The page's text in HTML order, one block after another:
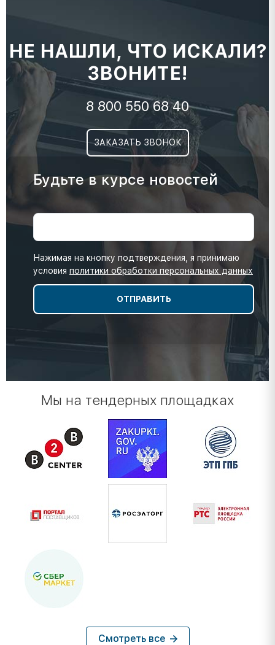
НЕ НАШЛИ, ЧТО ИСКАЛИ?
ЗВОНИТЕ!
8 800 550 68 40
ЗАКАЗАТЬ ЗВОНОК
Будьте в курсе новостей
Нажимая на кнопку подтверждения, я принимаю
условия политики обработки персональных данных
Мы на тендерных площадках
Смотреть все